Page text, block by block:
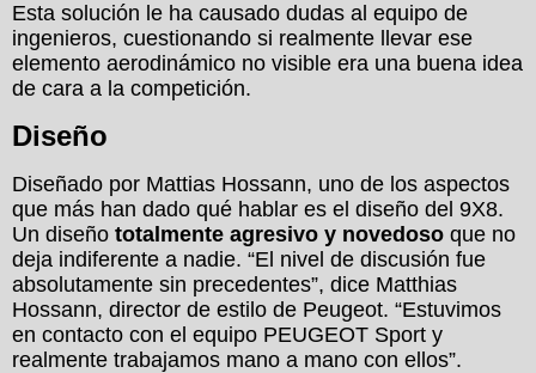
Esta solución le ha causado dudas al equipo de
ingenieros, cuestionando si realmente llevar ese
elemento aerodinámico no visible era una buena idea
de cara a la competición.
Diseño
Diseñado por Mattias Hossann, uno de los aspectos
que más han dado qué hablar es el diseño del 9X8.
Un diseño totalmente agresivo y novedoso que no
deja indiferente a nadie. “El nivel de discusión fue
absolutamente sin precedentes”, dice Matthias
Hossann, director de estilo de Peugeot. “Estuvimos
en contacto con el equipo PEUGEOT Sport y
realmente trabajamos mano a mano con ellos”.